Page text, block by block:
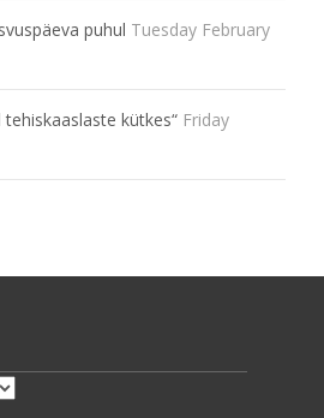
puhul Tuesday February
kütkes“ Friday